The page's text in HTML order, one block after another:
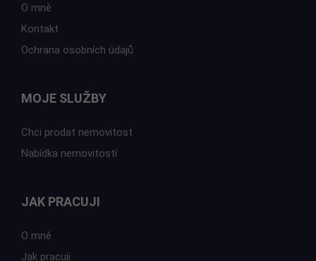
O mně
Kontakt
Ochrana osobních údajů
MOJE SLUŽBY
Chci prodat nemovitost
Nabídka nemovitostí
JAK PRACUJI
O mně
Jak pracuji